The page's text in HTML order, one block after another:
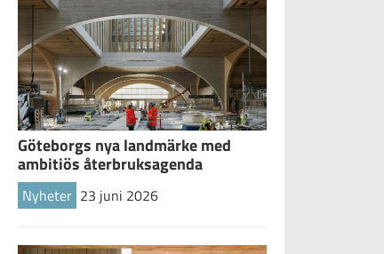
Göteborgs nya landmärke med
ambitiös återbruksagenda
Nyheter 23 juni 2026